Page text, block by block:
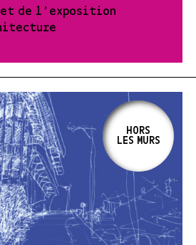
de l'exposition
HORS
LES MURS